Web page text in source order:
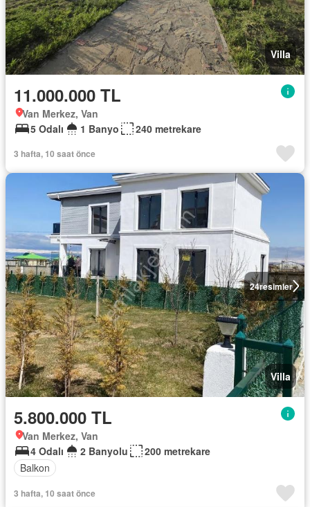
Villa
11.000.000 TL
Van Merkez, Van
5 Odalı
1 Banyo 240 metrekare
3 hafta, 10 saat önce
24resimler
Villa
5.800.000 TL
Van Merkez, Van
4 Odalı
2 Banyolu
200 metrekare
Balkon
3 hafta, 10 saat önce